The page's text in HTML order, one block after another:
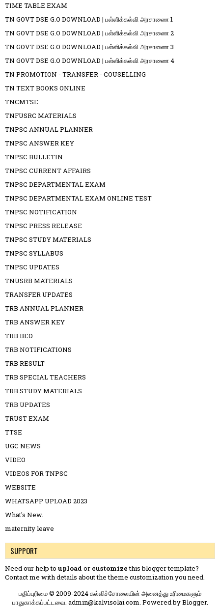
TIME TABLE EXAM
TN GOVT DSE G.O DOWNLOAD | பள்ளிக்கல்வி அரசாணை 1
TN GOVT DSE G.O DOWNLOAD | பள்ளிக்கல்வி அரசாணை 2
TN GOVT DSE G.O DOWNLOAD | பள்ளிக்கல்வி அரசாணை 3
TN GOVT DSE G.O DOWNLOAD | பள்ளிக்கல்வி அரசாணை 4
TN PROMOTION - TRANSFER - COUSELLING
TN TEXT BOOKS ONLINE
TNCMTSE
TNFUSRC MATERIALS
TNPSC ANNUAL PLANNER
TNPSC ANSWER KEY
TNPSC BULLETIN
TNPSC CURRENT AFFAIRS
TNPSC DEPARTMENTAL EXAM
TNPSC DEPARTMENTAL EXAM ONLINE TEST
TNPSC NOTIFICATION
TNPSC PRESS RELEASE
TNPSC STUDY MATERIALS
TNPSC SYLLABUS
TNPSC UPDATES
TNUSRB MATERIALS
TRANSFER UPDATES
TRB ANNUAL PLANNER
TRB ANSWER KEY
TRB BEO
TRB NOTIFICATIONS
TRB RESULT
TRB SPECIAL TEACHERS
TRB STUDY MATERIALS
TRB UPDATES
TRUST EXAM
TTSE
UGC NEWS
VIDEO
VIDEOS FOR TNPSC
WEBSITE
WHATSAPP UPLOAD 2023
What's New.
maternity leave
SUPPORT
Need our help to upload or customizethis blogger template?
Contact me with details about the theme customization you need.
பதிப்புரிமை © 2009-2024 கல்விச்சோலையின் அனைத்து உரிமைகளும்
பாதுகாக்கப்பட்டவை. admin@kalvisolai.com. Powered byBlogger.